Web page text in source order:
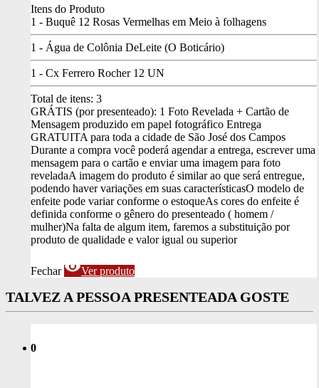
Itens do Produto
1 - Buquê 12 Rosas Vermelhas em Meio à folhagens
1 - Água de Colônia DeLeite (O Boticário)
1 - Cx Ferrero Rocher 12 UN
Total de itens: 3
GRÁTIS (por presenteado): 1 Foto Revelada + Cartão de
Mensagem produzido em papel fotográfico Entrega
GRATUITA para toda a cidade de São José dos Campos
Durante a compra você poderá agendar a entrega, escrever uma
mensagem para o cartão e enviar uma imagem para foto
reveladaA imagem do produto é similar ao que será entregue,
podendo haver variações em suas característicasO modelo de
enfeite pode variar conforme o estoqueAs cores do enfeite é
definida conforme o gênero do presenteado ( homem /
mulher)Na falta de algum item, faremos a substituição por
produto de qualidade e valor igual ou superior
Fechar visibilityVer produto
TALVEZ A PESSOA PRESENTEADA GOSTE
0